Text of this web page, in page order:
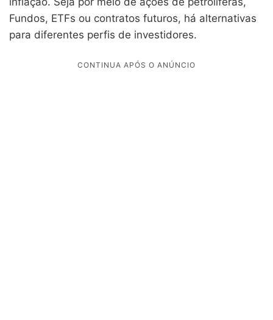
Fundos, ETFs ou contratos futuros, há alternativas
para diferentes perfis de investidores.